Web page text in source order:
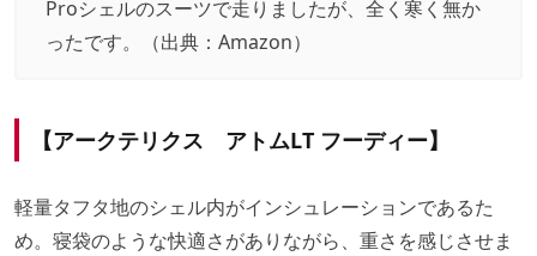
Proシェルのスーツで走りましたが、全く寒く無か
ったです。（出典： Amazon）
【アークテリクス アトムLT フーディー】
軽量タフタ地のシェル内がインシュレーションであるた
め。寝袋のような快適さがありながら、重さを感じさせま